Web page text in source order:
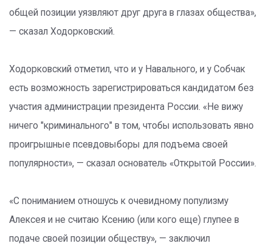
общей позиции уязвляют друг друга в глазах общества»,
— сказал Ходорковский.
Ходорковский отметил, что и у Навального, и у Собчак
есть возможность зарегистрироваться кандидатом без
участия администрации президента России. «Не вижу
ничего "криминального" в том, чтобы использовать явно
проигрышные псевдовыборы для подъема своей
популярности», — сказал основатель «Открытой России».
«С пониманием отношусь к очевидному популизму
Алексея и не считаю Ксению (или кого еще) глупее в
подаче своей позиции обществу», — заключил